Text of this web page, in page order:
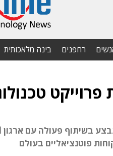
רחפנים בינה מלאכותית
פוטנציאליים בעולם